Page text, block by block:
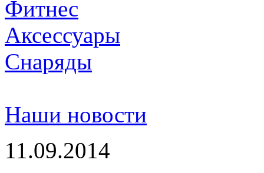
Фитнес
Аксессуары
Снаряды
Наши новости
11.09.2014